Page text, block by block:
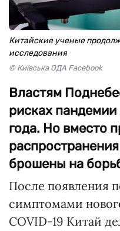
Китайские ученые
исследования
© Київська ОДА Facebook
Властям
рисках
года. Но вместо
брошены на
После появления
симптомами
COVID-19 Китай